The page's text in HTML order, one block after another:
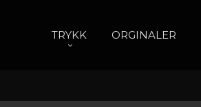
TRYKK ORGINALER